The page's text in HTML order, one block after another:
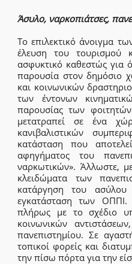
Άσυλο, ναρκοπιάτσες,
Το επιλεκτικό άνοιγμα
έλευση του τουρισμού
ασφυκτικό καθεστώς για
παρουσία στον δημόσιο
και κοινωνικών
των έντονων
παρουσίας των
μετατραπεί σε ένα
κανιβαλιστικών
κατάσταση που
αφηγήματος του
ναρκωτικών». Άλλωστε,
κλειδώματα των
κατάργηση του
εγκατάσταση των ΟΠΠΙ.
πλήρως με το σχέδιο
κοινωνικών
πανεπιστημίου. Σε
τοπικοί φορείς και
την πίσω πόρτα για την